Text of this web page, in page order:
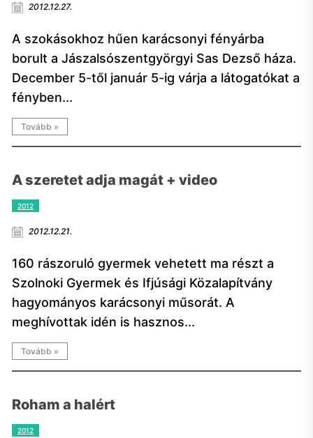
2012.12.27.
A szokásokhoz hűen karácsonyi fényárba
borult a Jászalsószentgyörgyi Sas Dezső háza.
December 5-től január 5-ig várja a látogatókat a
fényben...
Tovább »
A szeretet adja magát + video
2012
2012.12.21.
160 rászoruló gyermek vehetett ma részt a
Szolnoki Gyermek és Ifjúsági Közalapítvány
hagyományos karácsonyi műsorát. A
meghívottak idén is hasznos...
Tovább »
Roham a halért
2012